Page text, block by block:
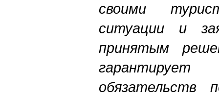
своими
ситуации и
принятым
гарантирует
обязательств